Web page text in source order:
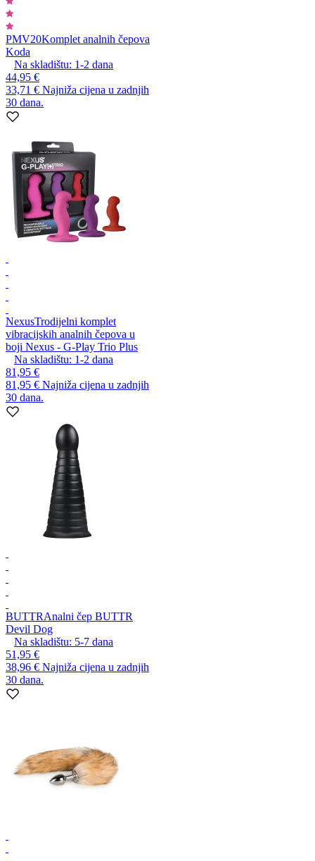
PMV20Komplet analnih čepova
Koda
Na skladištu: 1-2 dana
44,95 €
33,71 € Najniža cijena u zadnjih
30 dana.
NexusTrodijelni komplet
vibracijskih analnih čepova u
boji Nexus - G-Play Trio Plus
Na skladištu: 1-2 dana
81,95 €
81,95 € Najniža cijena u zadnjih
30 dana.
BUTTRAnalni čep BUTTR
Devil Dog
Na skladištu: 5-7 dana
51,95 €
38,96 € Najniža cijena u zadnjih
30 dana.